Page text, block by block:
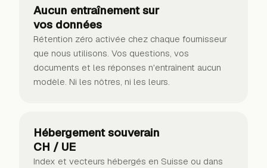
Aucun entraînement sur
vos données
Rétention zéro activée chez chaque fournisseur
que nous utilisons. Vos questions, vos
documents et les réponses n'entraînent aucun
modèle. Ni les nôtres, ni les leurs.
Hébergement souverain
CH / UE
Index et vecteurs hébergés en Suisse ou dans